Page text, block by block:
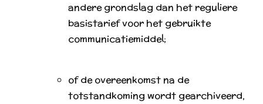
andere grondslag dan het reguliere
basistarief voor het gebruikte
communicatiemiddel;
of de overeenkomst na de
totstandkoming wordt gearchiveerd,